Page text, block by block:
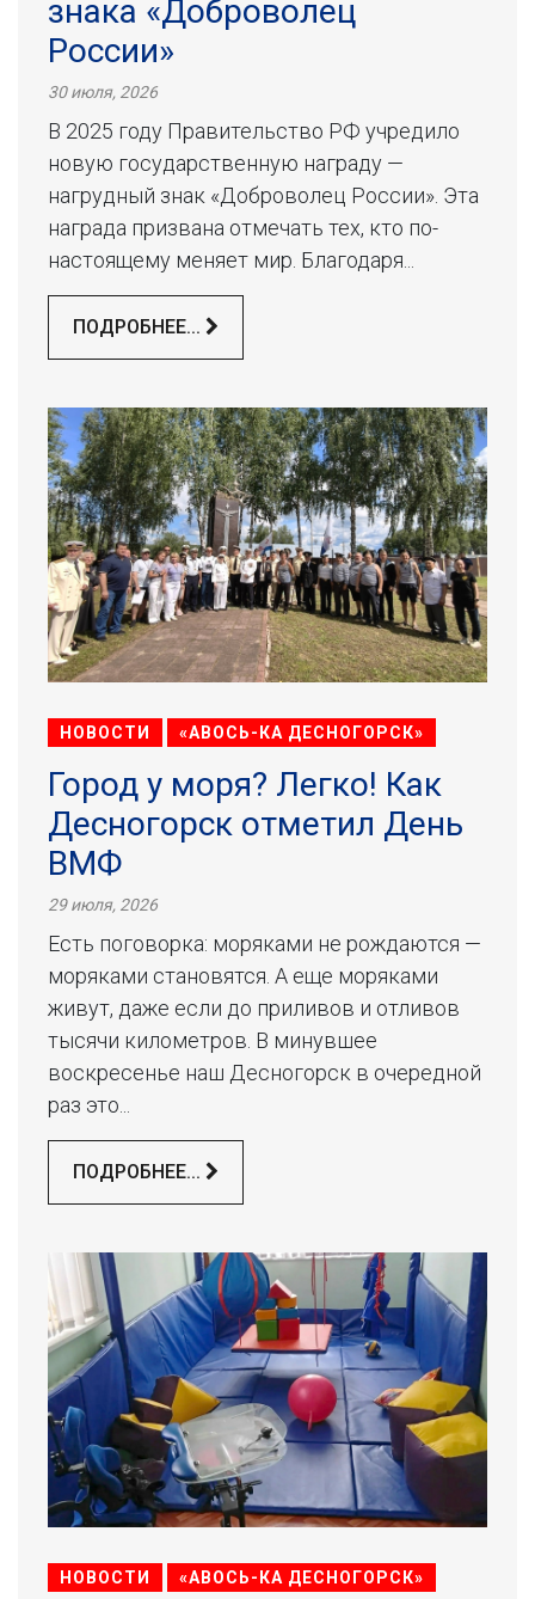
знака «Доброволец
России»
30 июля, 2026
В 2025 году Правительство РФ учредило
новую государственную награду —
нагрудный знак «Доброволец России». Эта
награда призвана отмечать тех, кто по-
настоящему меняет мир. Благодаря...
ПОДРОБНЕЕ...
НОВОСТИ «АВОСЬ-КА ДЕСНОГОРСК»
Город у моря? Легко! Как
Десногорск отметил День
ВМФ
29 июля, 2026
Есть поговорка: моряками не рождаются —
моряками становятся. А еще моряками
живут, даже если до приливов и отливов
тысячи километров. В минувшее
воскресенье наш Десногорск в очередной
раз это...
ПОДРОБНЕЕ...
НОВОСТИ «АВОСЬ-КА ДЕСНОГОРСК»